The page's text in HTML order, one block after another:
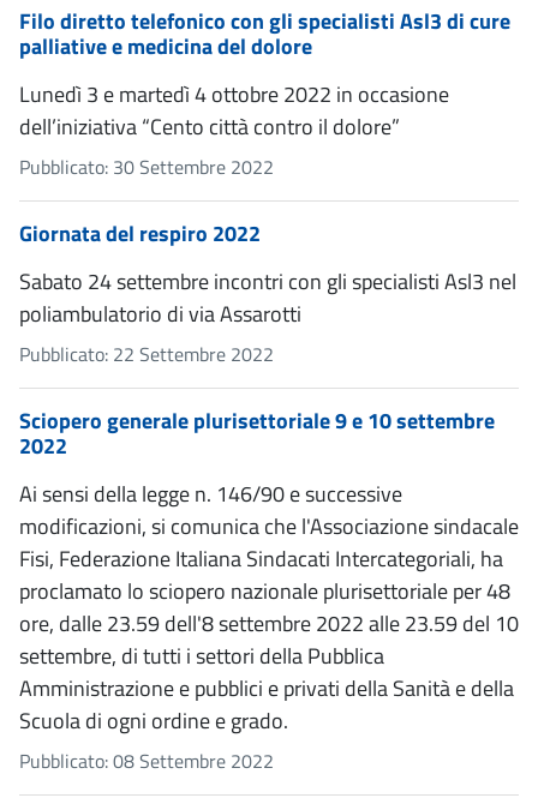
Filo diretto telefonico con gli specialisti Asl3 di cure
palliative e medicina del dolore
Lunedì 3 e martedì 4 ottobre 2022 in occasione
dell’iniziativa “Cento città contro il dolore”
Pubblicato: 30 Settembre 2022
Giornata del respiro 2022
Sabato 24 settembre incontri con gli specialisti Asl3 nel
poliambulatorio di via Assarotti
Pubblicato: 22 Settembre 2022
Sciopero generale plurisettoriale 9 e 10 settembre
2022
Ai sensi della legge n. 146/90 e successive
modificazioni, si comunica che l'Associazione sindacale
Fisi, Federazione Italiana Sindacati Intercategoriali, ha
proclamato lo sciopero nazionale plurisettoriale per 48
ore, dalle 23.59 dell'8 settembre 2022 alle 23.59 del 10
settembre, di tutti i settori della Pubblica
Amministrazione e pubblici e privati della Sanità e della
Scuola di ogni ordine e grado.
Pubblicato: 08 Settembre 2022